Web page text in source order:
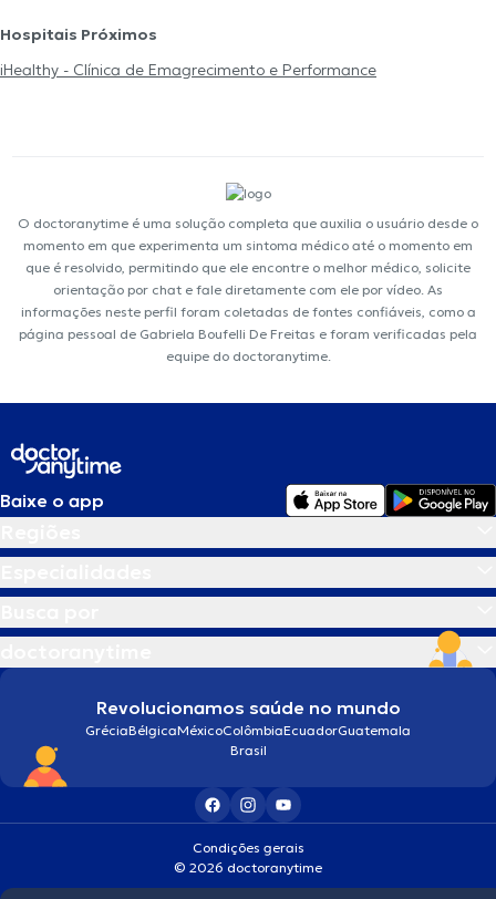
Hospitais Próximos
iHealthy - Clínica de Emagrecimento e Performance
O doctoranytime é uma solução completa que auxilia o usuário desde o
momento em que experimenta um sintoma médico até o momento em
que é resolvido, permitindo que ele encontre o melhor médico, solicite
orientação por chat e fale diretamente com ele por vídeo. As
informações neste perfil foram coletadas de fontes confiáveis, como a
página pessoal de Gabriela Boufelli De Freitas e foram verificadas pela
equipe do doctoranytime.
Baixe o app
Revolucionamos saúde no mundo
GréciaBélgicaMéxicoColômbiaEcuadorGuatemala
Brasil
Condições gerais
© 2026 doctoranytime